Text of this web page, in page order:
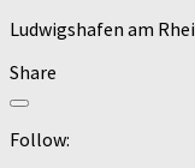
Ludwigshafen am
Share
Follow: